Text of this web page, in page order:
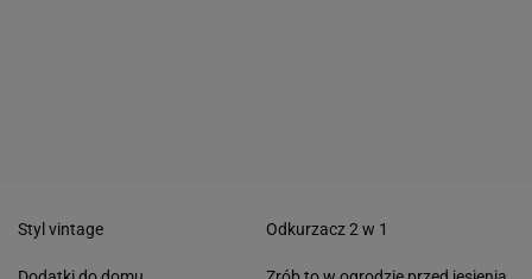
Styl vintage Odkurzacz 2 w 1